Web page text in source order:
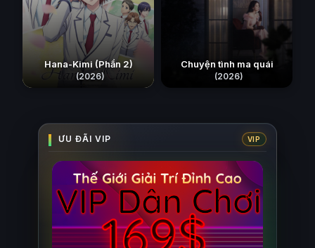
Hana-Kimi (Phần 2)
(2026)
Chuyện tình ma quái
(2026)